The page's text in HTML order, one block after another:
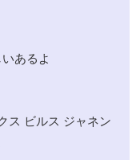
あるよ
ス ビルス ジャネン